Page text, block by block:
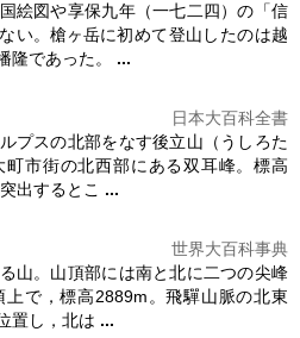
絵図や享保九年（一七二四）の「信
い。 槍ヶ岳に初めて登山したのは越
隆であった。 ...
日本大百科全書
プスの北部をなす後立山（うしろた
市街の北西部にある双耳峰。標高
出するとこ ...
世界大百科事典
山。山頂部には南と北に二つの尖峰
で，標高2889m。飛驒山脈の北東
置し，北は ...